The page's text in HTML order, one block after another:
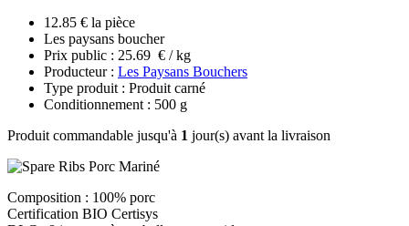
12.85 € la pièce
Les paysans boucher
Prix public : 25.69 € / kg
Producteur : Les Paysans Bouchers
Type produit : Produit carné
Conditionnement : 500 g
Produit commandable jusqu'à 1 jour(s) avant la livraison
Composition : 100% porc
Certification BIO Certisys